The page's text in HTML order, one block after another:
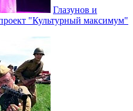
Глазунов и
"Культурный максимум"